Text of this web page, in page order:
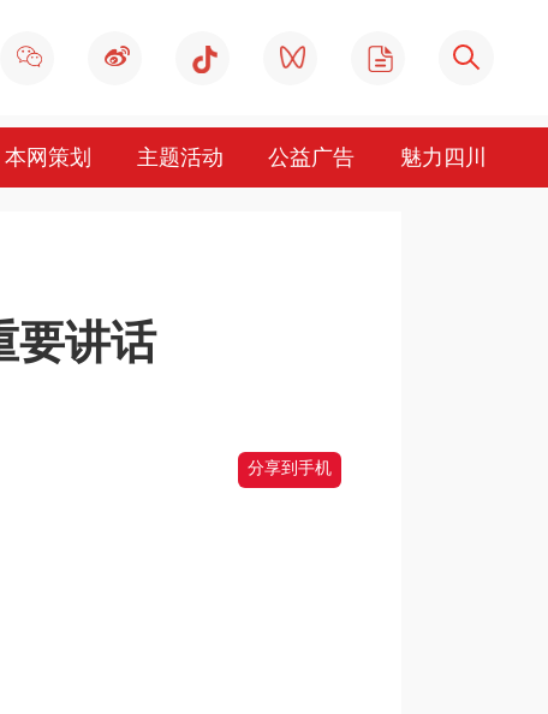
本网策划 主题活动 公益广告 魅力四川
要讲话
分享到手机